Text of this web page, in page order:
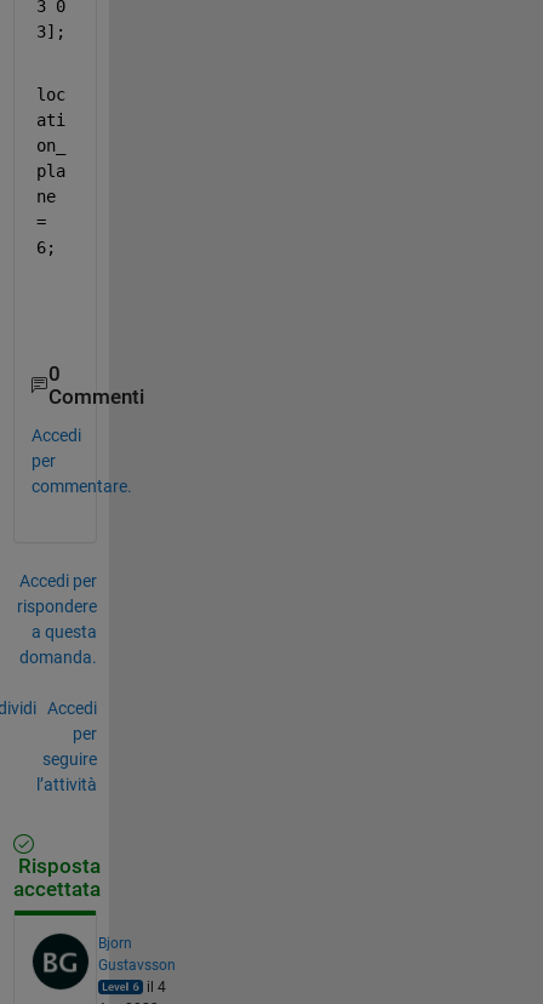
3 0
3];
loc
ati
on_
pla
ne
=
6;
0
Commenti
Accedi
per
commentare.
Accedi per
rispondere
a questa
domanda.
Accedi
per
seguire
l’attività
Risposta
accettata
Bjorn
Gustavsson
il 4